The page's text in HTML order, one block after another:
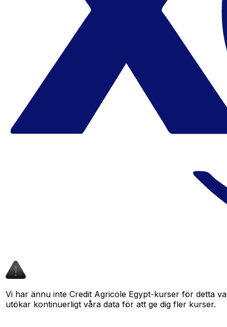
Vi har ännu inte Credit Agricole Egypt-kurser för detta
utökar kontinuerligt våra data för att ge dig fler kurser.